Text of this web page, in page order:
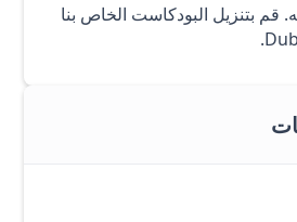
قم بتنزيل البودكاست الخاص بنا